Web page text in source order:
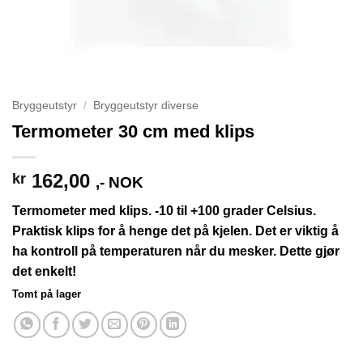
Bryggeutstyr / Bryggeutstyr diverse
Termometer 30 cm med klips
kr 162,00 ,- NOK
Termometer med klips. -10 til +100 grader Celsius.
Praktisk klips for å henge det på kjelen. Det er viktig å
ha kontroll på temperaturen når du mesker. Dette gjør
det enkelt!
Tomt på lager